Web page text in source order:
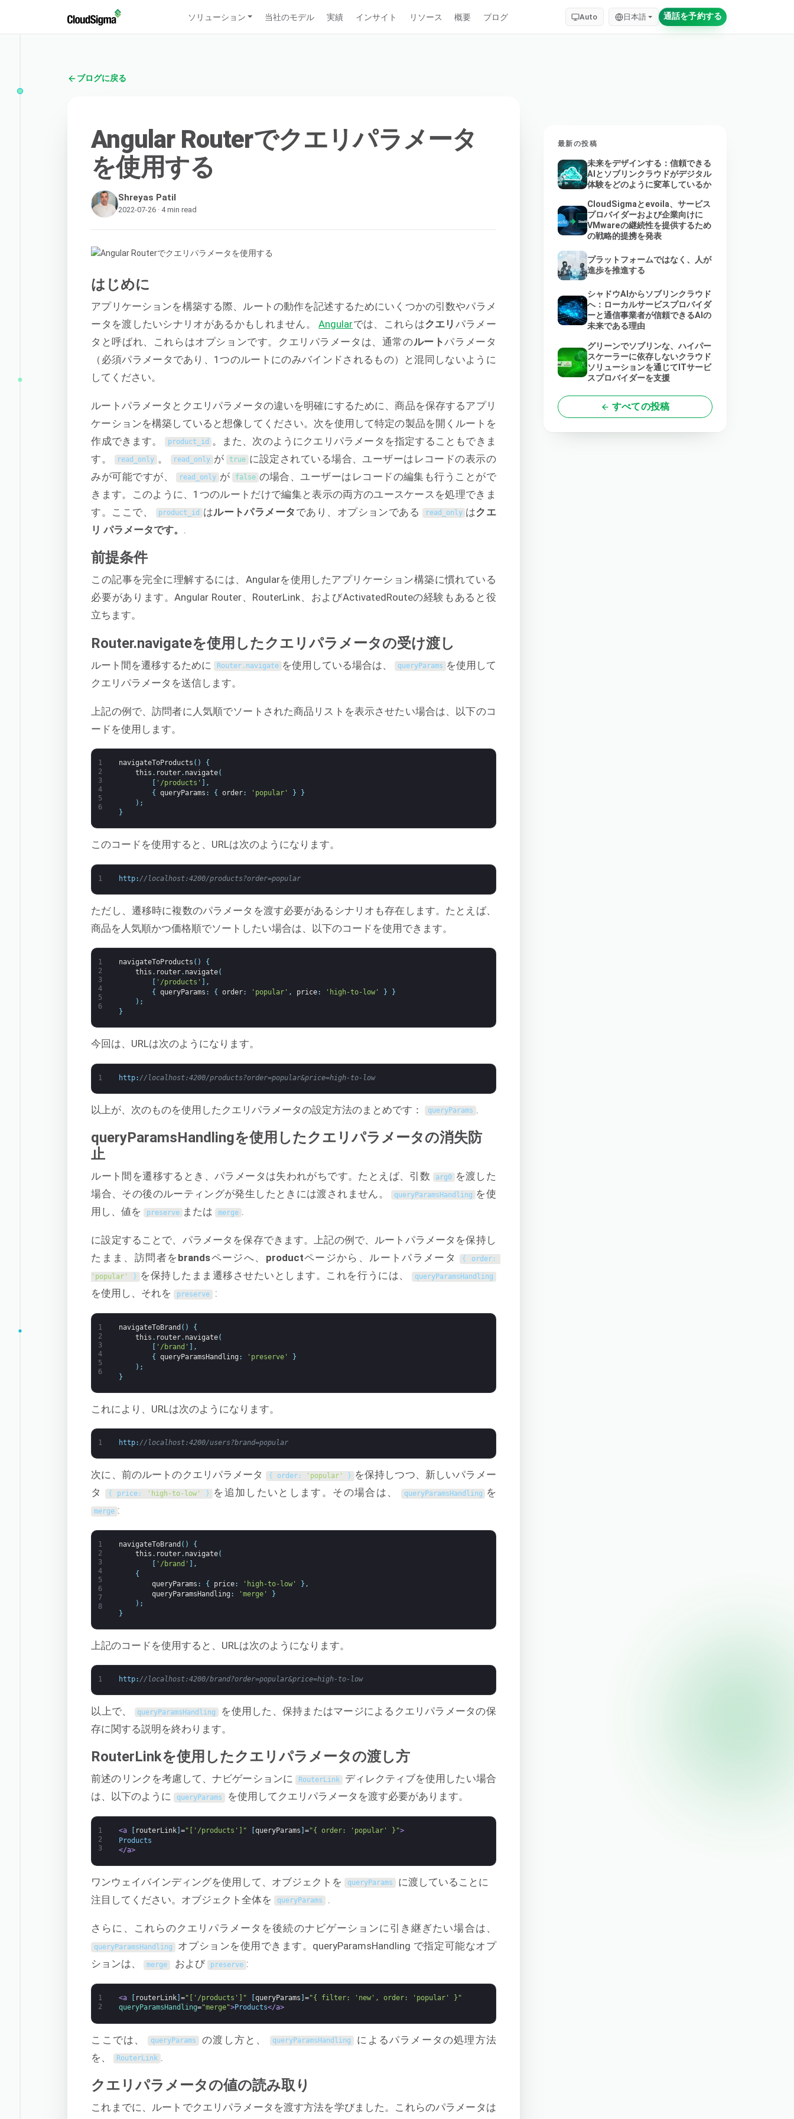
ソリューション 当社のモデル 実績 インサイト リソース 概要 ブログ Auto 日本語 通話を予約する
ブログに戻る
Angular Routerでクエリパラメータ
を使用する
Shreyas Patil
2022-07-26 · 4 min read
はじめに
アプリケーションを構築する際、ルートの動作を記述するためにいくつかの引数やパラメ
ータを渡したいシナリオがあるかもしれません。Angularでは、これらはクエリ パラメー
タと呼ばれ、これらはオプションです。クエリパラメータは、通常のルートパラメータ
（必須パラメータであり、1つのルートにのみバインドされるもの）と混同しないように
してください。
ルートパラメータとクエリパラメータの違いを明確にするために、商品を保存するアプリ
ケーションを構築していると想像してください。次を使用して特定の製品を開くルートを
作成できます。
product_id 。また、次のようにクエリパラメータを指定することもできま
す。
read_only 。 read_only が true に設定されている場合、ユーザーはレコードの表示の
みが可能ですが、 read_only が false の場合、ユーザーはレコードの編集も行うことがで
きます。このように、1つのルートだけで編集と表示の両方のユースケースを処理できま
す。ここで、
product_id はルートパラメータ であり、オプションである read_only はクエ
リ パラメータです。
前提条件
この記事を完全に理解するには、Angularを使用したアプリケーション構築に慣れている
必要があります。Angular Router、RouterLink、およびActivatedRouteの経験もあると役
立ちます。
Router.navigateを使用したクエリパラメータの受け渡し
ルート間を遷移するために Router . navigate を使用している場合は、 queryParams を使用して
クエリパラメータを送信します。
上記の例で、訪問者に人気順でソートされた商品リストを表示させたい場合は、以下のコ
ードを使用します。
1
2
3
4
5
6
navigateToProducts ( )
{
this . router. navigate(
'/products'
,
{ queryParams : { order: 'popular' }
}
) ;
}
このコードを使用すると、URLは次のようになります。
1 http: //localhost:4200/products?order=popular
ただし、遷移時に複数のパラメータを渡す必要があるシナリオも存在します。たとえば、
商品を人気順かつ価格順でソートしたい場合は、以下のコードを使用できます。
1
2
3
4
5
6
navigateToProducts ( )
{
this . router. navigate(
[ '/products' ] ,
{ queryParams : { order: 'popular' , price: 'high-to-low' }
}
) ;
}
今回は、URLは次のようになります。
1 http: //localhost:4200/products?order=popular&price=high-to-low
以上が、次のものを使用したクエリパラメータの設定方法のまとめです： queryParams .
queryParamsHandlingを使用したクエリパラメータの消失防
止
ルート間を遷移するとき、パラメータは失われがちです。たとえば、引数 arg0 を渡した
場合、その後のルーティングが発生したときには渡されません。 queryParamsHandling を使
用し、値を preserve または merge .
に設定することで、パラメータを保存できます。上記の例で、ルートパラメータを保持し
たまま、訪問者をbrandsページへ、 productページから、ルートパラメータ { order:
'popular' } を保持したまま遷移させたいとします。これを行うには、 queryParamsHandling
を使用し、それを preserve :
1
2
3
4
5
6
navigateToBrand ( )
{
this . router. navigate(
'/brand'
,
{
queryParamsHandling : 'preserve'
}
) ;
}
これにより、URLは次のようになります。
1 http: //localhost:4200/users?brand=popular
次に、前のルートのクエリパラメータ { order: 'popular' } を保持しつつ、新しいパラメー
タ { price : 'high-to-low' } を追加したいとします。その場合は、 queryParamsHandling を
merge :
1
2
3
4
5
6
7
8
navigateToBrand ( )
{
this . router. navigate(
'/brand'
,
{
queryParams : { price: 'high-to-low' } ,
queryParamsHandling : 'merge'
}
) ;
}
上記のコードを使用すると、URLは次のようになります。
1 http: //localhost:4200/brand?order=popular&price=high-to-low
以上で、 queryParamsHandling
を使用した、保持またはマージによるクエリパラメータの保
存に関する説明を終わります。
RouterLinkを使用したクエリパラメータの渡し方
前述のリンクを考慮して、ナビゲーションに RouterLink ディレクティブを使用したい場合
は、以下のように queryParams を使用してクエリパラメータを渡す必要があります。
1
2
3
<a [ routerLink] ="['/products']" [queryParams ] ="{ order: 'popular' }">
Products
</a>
ワンウェイバインディングを使用して、オブジェクトを queryParams に渡していることに
注目してください。オブジェクト全体を queryParams .
さらに、これらのクエリパラメータを後続のナビゲーションに引き継ぎたい場合は、
queryParamsHandling オプションを使用できます。queryParamsHandling で指定可能なオプ
ションは、 merge および preserve :
1
2
<a [ routerLink] ="['/products']" [queryParams ] ="{ filter: 'new', order: 'popular' }"
queryParamsHandling="merge">Products</a>
ここでは、 queryParams の渡し方と、 queryParamsHandling
によるパラメータの処理方法
を、 RouterLink .
クエリパラメータの値の読み取り
これまでに、ルートでクエリパラメータを渡す方法を学びました。これらのパラメータは
最新の投稿
未来をデザインする：信頼できる
AIとソブリンクラウドがデジタル
体験をどのように変革しているか
CloudSigmaとevoila、サービス
プロバイダーおよび企業向けに
VMwareの継続性を提供するため
の戦略的提携を発表
プラットフォームではなく、人が
進歩を推進する
シャドウAIからソブリンクラウド
へ：ローカルサービスプロバイダ
ーと通信事業者が信頼できるAIの
未来である理由
グリーンでソブリンな、ハイパー
スケーラーに依存しないクラウド
ソリューションを通じてITサービ
スプロバイダーを支援
すべての投稿